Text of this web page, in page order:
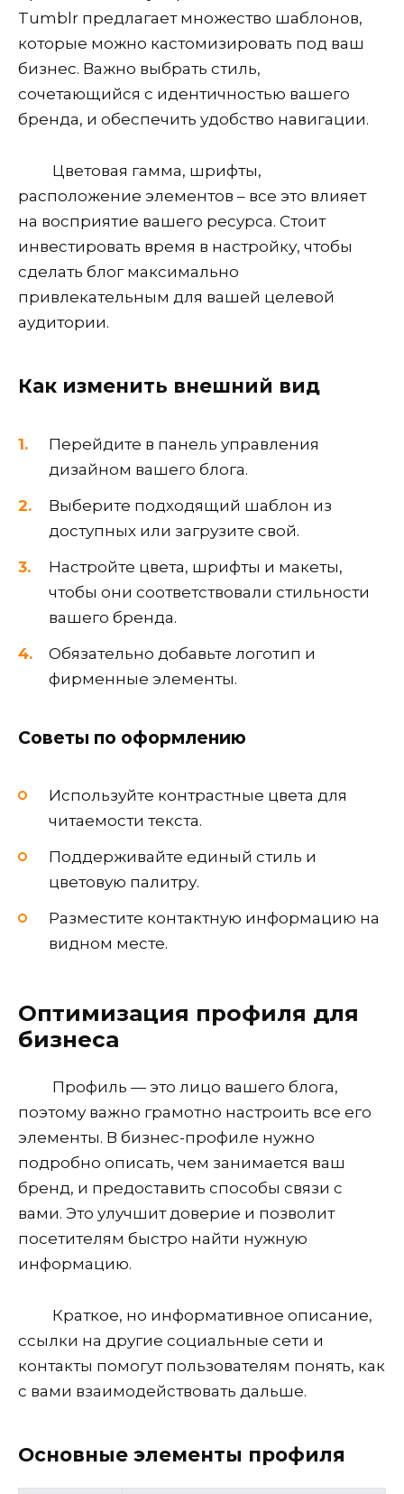
Tumblr предлагает множество шаблонов,
которые можно кастомизировать под ваш
бизнес. Важно выбрать стиль,
сочетающийся с идентичностью вашего
бренда, и обеспечить удобство навигации.
Цветовая гамма, шрифты,
расположение элементов – все это влияет
на восприятие вашего ресурса. Стоит
инвестировать время в настройку, чтобы
сделать блог максимально
привлекательным для вашей целевой
аудитории.
Как изменить внешний вид
Перейдите в панель управления
дизайном вашего блога.
Выберите подходящий шаблон из
доступных или загрузите свой.
Настройте цвета, шрифты и макеты,
чтобы они соответствовали стильности
вашего бренда.
Обязательно добавьте логотип и
фирменные элементы.
Советы по оформлению
Используйте контрастные цвета для
читаемости текста.
Поддерживайте единый стиль и
цветовую палитру.
Разместите контактную информацию на
видном месте.
Оптимизация профиля для
бизнеса
Профиль — это лицо вашего блога,
поэтому важно грамотно настроить все его
элементы. В бизнес-профиле нужно
подробно описать, чем занимается ваш
бренд, и предоставить способы связи с
вами. Это улучшит доверие и позволит
посетителям быстро найти нужную
информацию.
Краткое, но информативное описание,
ссылки на другие социальные сети и
контакты помогут пользователям понять, как
с вами взаимодействовать дальше.
Основные элементы профиля